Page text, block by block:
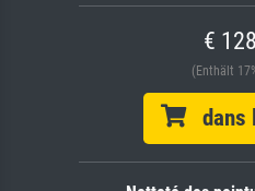
€
(Enthält
dans